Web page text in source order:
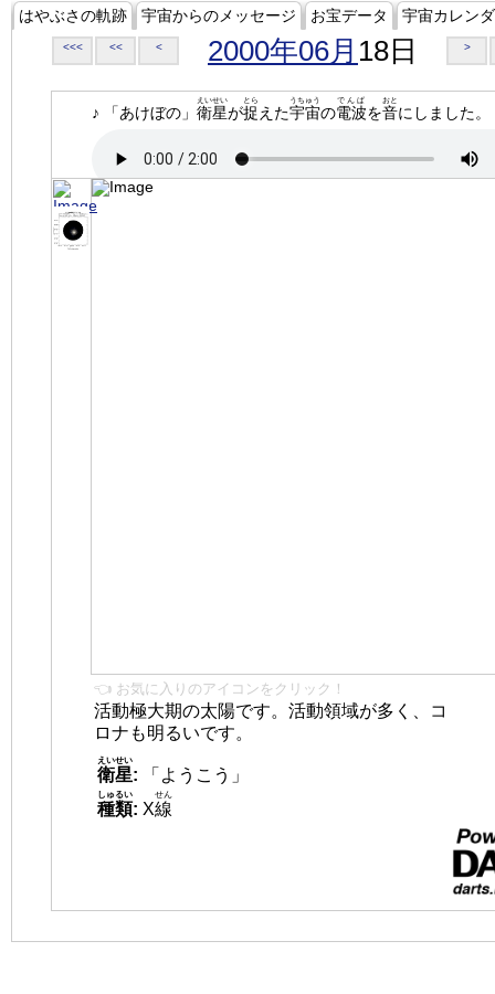
はやぶさの軌跡 宇宙からのメッセージ お宝データ 宇宙カレン
<<< << < 2000年06月 18日 >
♪ 「あけぼの」 衛星
えいせい
が捉
とら
えた宇宙
うちゅう
の電波
でんぱ
を音
おと
にしました。
👈 お気に入りのアイコンをクリック！
活動極大期の太陽です。活動領域が多く、コ
ロナも明るいです。
衛星
えいせい
:
「ようこう」
種類
しゅるい
: X線
せん